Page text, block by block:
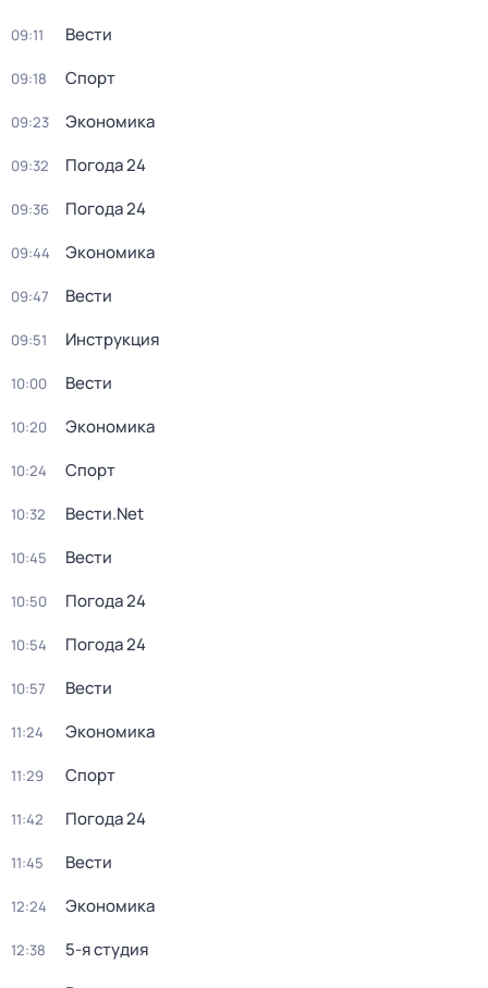
09:11 Вести
09:18 Спорт
09:23 Экономика
09:32 Погода 24
09:36 Погода 24
09:44 Экономика
09:47 Вести
09:51 Инструкция
10:00 Вести
10:20 Экономика
10:24 Спорт
10:32 Вести.Net
10:45 Вести
10:50 Погода 24
10:54 Погода 24
10:57 Вести
11:24 Экономика
11:29 Спорт
11:42 Погода 24
11:45 Вести
12:24 Экономика
12:38 5-я студия